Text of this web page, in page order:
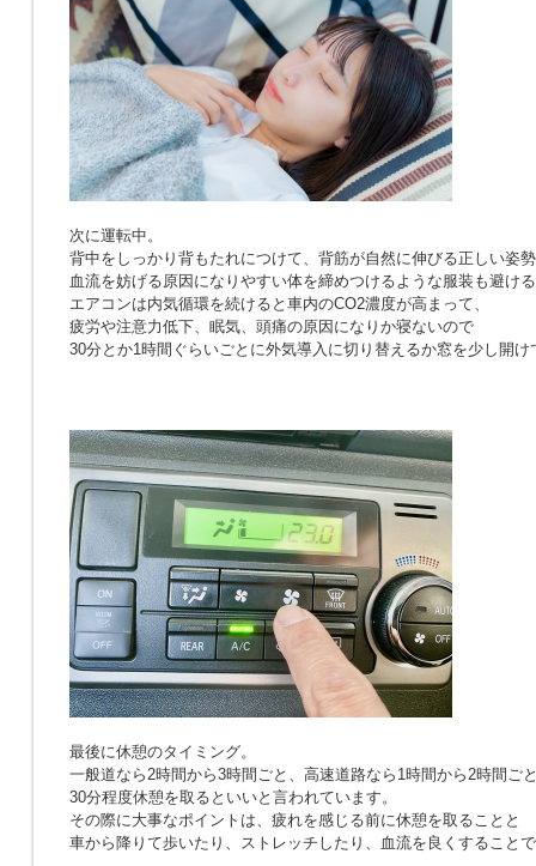
次に運転中。
背中をしっかり背もたれにつけて、背筋が自然に伸びる正しい姿
血流を妨げる原因になりやすい体を締めつけるような服装も避け
エアコンは内気循環を続けると車内のCO2濃度が高まって、
疲労や注意力低下、眠気、頭痛の原因になりか寝ないので
30分とか1時間ぐらいごとに外気導入に切り替えるか窓を少し開け
最後に休憩のタイミング。
一般道なら2時間から3時間ごと、高速道路なら1時間から2時間ご
30分程度休憩を取るといいと言われています。
その際に大事なポイントは、疲れを感じる前に休憩を取ることと
車から降りて歩いたり、ストレッチしたり、血流を良くすること